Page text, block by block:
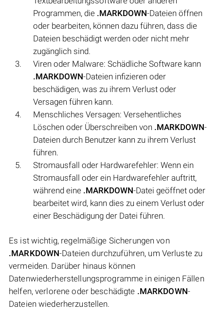
Programmen, die .MARKDOWN-Dateien öffnen
oder bearbeiten, können dazu führen, dass die
Dateien beschädigt werden oder nicht mehr
zugänglich sind.
Viren oder Malware: Schädliche Software kann
.MARKDOWN-Dateien infizieren oder
beschädigen, was zu ihrem Verlust oder
Versagen führen kann.
Menschliches Versagen: Versehentliches
Löschen oder Überschreiben von .MARKDOWN-
Dateien durch Benutzer kann zu ihrem Verlust
führen.
Stromausfall oder Hardwarefehler: Wenn ein
Stromausfall oder ein Hardwarefehler auftritt,
während eine .MARKDOWN-Datei geöffnet oder
bearbeitet wird, kann dies zu einem Verlust oder
einer Beschädigung der Datei führen.
Es ist wichtig, regelmäßige Sicherungen von
.MARKDOWN-Dateien durchzuführen, um Verluste zu
vermeiden. Darüber hinaus können
Datenwiederherstellungsprogramme in einigen Fällen
helfen, verlorene oder beschädigte .MARKDOWN-
Dateien wiederherzustellen.